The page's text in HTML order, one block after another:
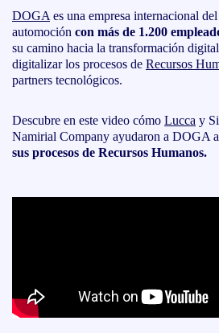
DOGA es una empresa internacional
automoción con más de 1.200
su camino hacia la transformación
digitalizar los procesos de Recursos
partners tecnológicos.
Descubre en este video cómo Lucca y
Namirial Company ayudaron a DOGA a
sus procesos de Recursos Humanos.